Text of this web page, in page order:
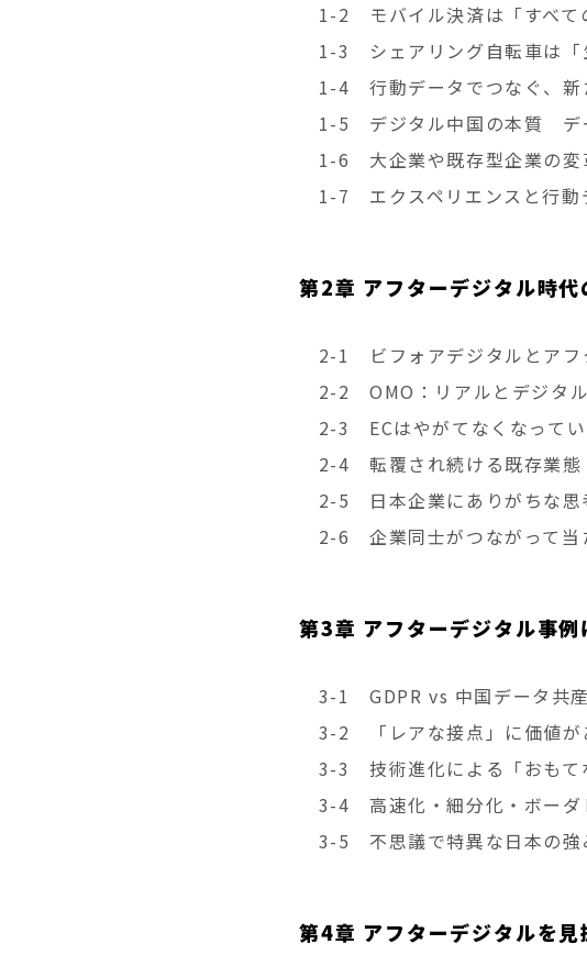
1-2 モバイル決済は「すべて
1-3 シェアリング自転車は「
1-4 行動データでつなぐ、新
1-5 デジタル中国の本質 デ
1-6 大企業や既存型企業の変
1-7 エクスペリエンスと行動
第2章 アフターデジタル時
2-1 ビフォアデジタルとアフ
2-2 OMO：リアルとデジタ
2-3 ECはやがてなくなってい
2-4 転覆され続ける既存業態
2-5 日本企業にありがちな思
2-6 企業同士がつながって当
第3章 アフターデジタル事例
3-1 GDPR vs 中国データ共
3-2 「レアな接点」に価値が
3-3 技術進化による「おもて
3-4 高速化・細分化・ボーダ
3-5 不思議で特異な日本の強
第4章 アフターデジタルを